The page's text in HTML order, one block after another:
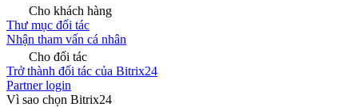
Cho khách hàng
Thư mục đối tác
Nhận tham vấn cá nhân
Cho đối tác
Trở thành đối tác của Bitrix24
Partner login
Vì sao chọn Bitrix24